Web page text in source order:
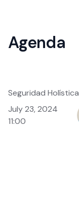
Agenda
Seguridad Holística
July 23, 2024
11:00